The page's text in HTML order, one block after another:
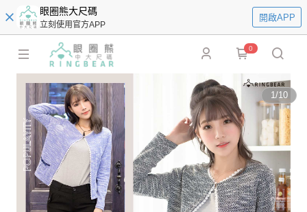
眼圈熊大尺碼
立刻使用官方APP
開啟APP
0
1/10